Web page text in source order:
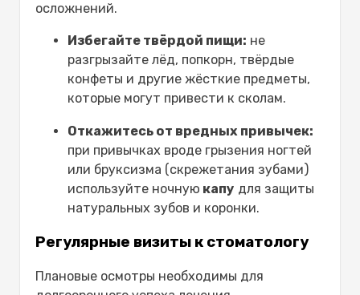
осложнений.
Избегайте твёрдой пищи: не
разгрызайте лёд, попкорн, твёрдые
конфеты и другие жёсткие предметы,
которые могут привести к сколам.
Откажитесь от вредных привычек:
при привычках вроде грызения ногтей
или бруксизма (скрежетания зубами)
используйте ночную капу для защиты
натуральных зубов и коронки.
Регулярные визиты к стоматологу
Плановые осмотры необходимы для